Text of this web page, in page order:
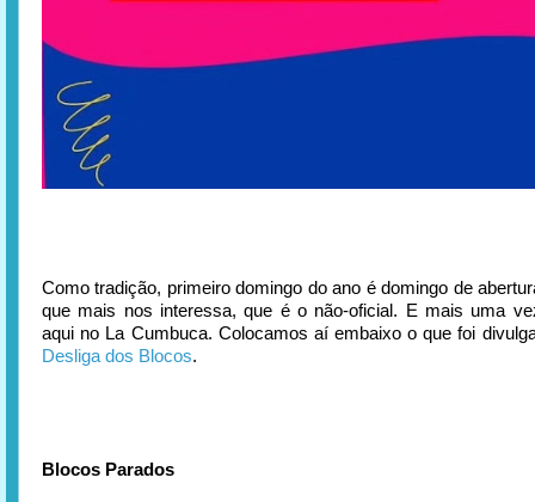
Como tradição, primeiro domingo do ano é domingo de
que mais nos interessa, que é o não-oficial. E mais uma
aqui no La Cumbuca. Colocamos aí embaixo o que foi
Desliga dos Blocos.
Blocos Parados